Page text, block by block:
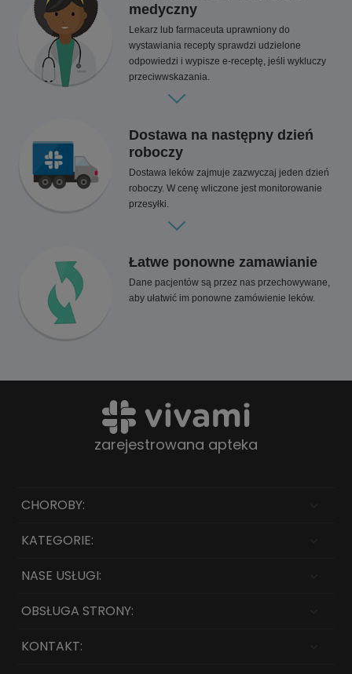
medyczny
Lekarz lub farmaceuta uprawniony do
wystawiania recepty sprawdzi udzielone
odpowiedzi i wypisze e-receptę, jeśli wykluczy
przeciwwskazania.
Dostawa na następny dzień
roboczy
Dostawa leków zajmuje zazwyczaj jeden dzień
roboczy. W cenę wliczone jest monitorowanie
przesyłki.
Łatwe ponowne zamawianie
Dane pacjentów są przez nas przechowywane,
aby ułatwić im ponowne zamówienie leków.
zarejestrowana apteka
CHOROBY:
KATEGORIE:
NASE USŁUGI:
OBSŁUGA STRONY:
KONTAKT: